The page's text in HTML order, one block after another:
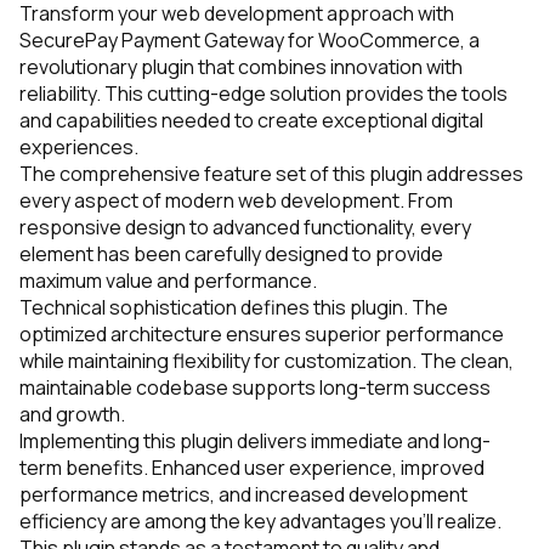
Transform your web development approach with
SecurePay Payment Gateway for WooCommerce, a
revolutionary plugin that combines innovation with
reliability. This cutting-edge solution provides the tools
and capabilities needed to create exceptional digital
experiences.
The comprehensive feature set of this plugin addresses
every aspect of modern web development. From
responsive design to advanced functionality, every
element has been carefully designed to provide
maximum value and performance.
Technical sophistication defines this plugin. The
optimized architecture ensures superior performance
while maintaining flexibility for customization. The clean,
maintainable codebase supports long-term success
and growth.
Implementing this plugin delivers immediate and long-
term benefits. Enhanced user experience, improved
performance metrics, and increased development
efficiency are among the key advantages you'll realize.